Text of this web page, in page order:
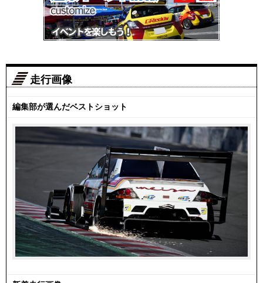
走行画像
編集部が選んだベストショット